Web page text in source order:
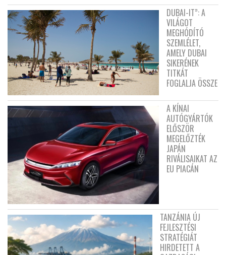
DUBAI-IT”: A
VILÁGOT
MEGHÓDÍTÓ
SZEMLÉLET,
AMELY DUBAI
SIKERÉNEK
TITKÁT
FOGLALJA ÖSSZE
A KÍNAI
AUTÓGYÁRTÓK
ELŐSZÖR
MEGELŐZTÉK
JAPÁN
RIVÁLISAIKAT AZ
EU PIACÁN
TANZÁNIA ÚJ
FEJLESZTÉSI
STRATÉGIÁT
HIRDETETT A